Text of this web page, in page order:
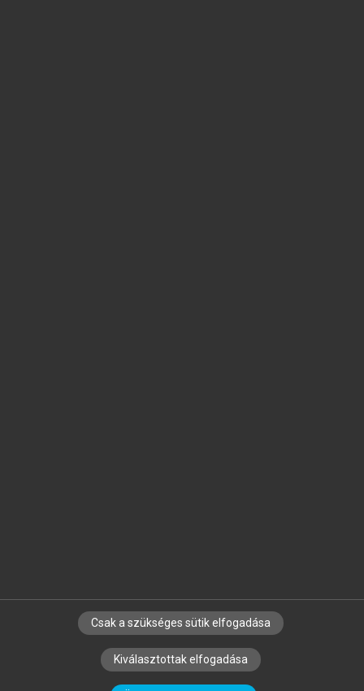
SZERZŐKNEK CÉGEKNEK KÖNYVTÁROSOKNAK
SZERKESZTÉSI ÉS LEKTORÁLÁSI ALAPELVEK
Csak a szükséges sütik elfogadása
Kiválasztottak elfogadása